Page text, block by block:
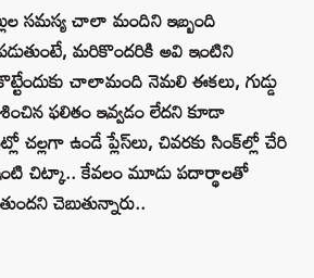
సమస్య చాలా మందిని ఇబ్బంది
మరికొందరికి అవి ఇంటిని
చాలామంది నెమలి ఈకలు, గుడ్డు
ఫలితం ఇవ్వడం లేదని కూడా
ఉండే ప్లేస్‌లు, చివరకు సింక్‌ల్లో చేరి
చిట్కా.. కేవలం మూడు పదార్థాలతో
చెబుతున్నారు..